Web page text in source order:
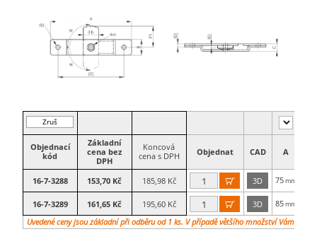
Zruš
filtr
Objednací
kód
Základní
cena bez
DPH
Koncová
cena s DPH
Objednat CAD A
16-7-3288 153,70 Kč 185,98 Kč  3D 75mm
16-7-3289 161,65 Kč 195,60 Kč  3D 85mm
Uvedené ceny jsou základní při odběru od 1 ks. V případě většího množství Vám